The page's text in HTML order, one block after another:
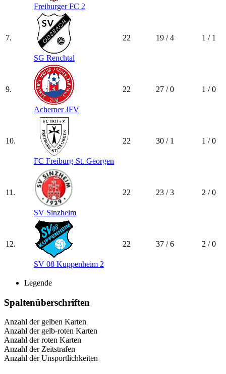
Freiburger FC 2
7.
SG Renchtal
22 19 / 4 1 / 1
9.
Acherner JFV
22 27 / 0 1 / 0
10.
FC Freiburg-St. Georgen
22 30 / 1 1 / 0
11.
SV Sinzheim
22 23 / 3 2 / 0
12.
SV 08 Kuppenheim 2
22 37 / 6 2 / 0
Legende
Spaltenüberschriften
Anzahl der gelben Karten
Anzahl der gelb-roten Karten
Anzahl der roten Karten
Anzahl der Zeitstrafen
Anzahl der Unsportlichkeiten